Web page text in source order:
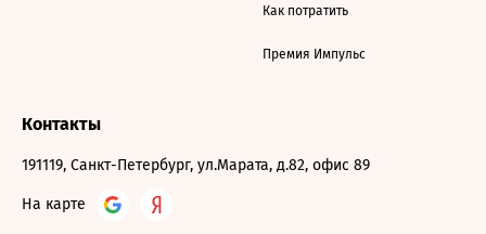
Как потратить
Премия Импульс
Контакты
191119, Санкт-Петербург, ул.Марата, д.82, офис 89
На карте